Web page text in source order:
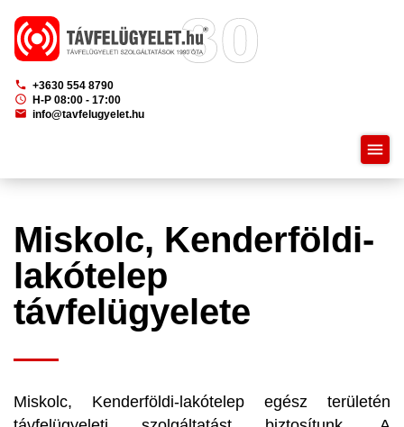
phone +3630 554 8790
schedule
H-P 08:00 - 17:00
mail info@tavfelugyelet.hu
menu
Miskolc, Kenderföldi-
lakótelep
távfelügyelete
Miskolc, Kenderföldi-lakótelep egész területén